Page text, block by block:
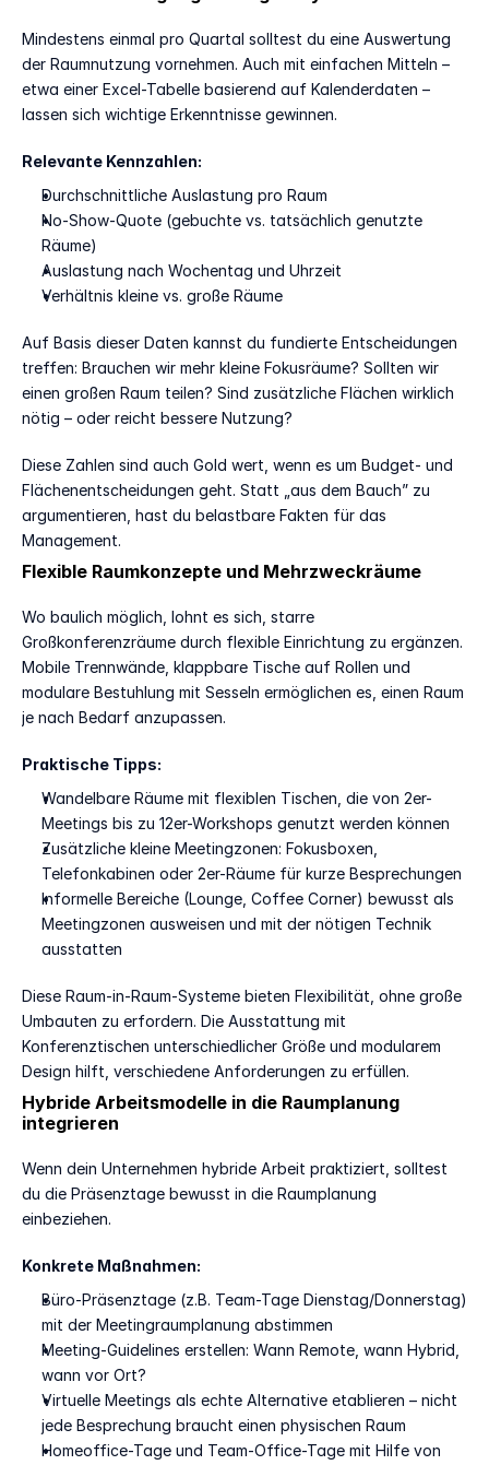
Mindestens einmal pro Quartal solltest du eine Auswertung
der Raumnutzung vornehmen. Auch mit einfachen Mitteln –
etwa einer Excel-Tabelle basierend auf Kalenderdaten –
lassen sich wichtige Erkenntnisse gewinnen.
Relevante Kennzahlen:
Durchschnittliche Auslastung pro Raum
No-Show-Quote (gebuchte vs. tatsächlich genutzte
Räume)
Auslastung nach Wochentag und Uhrzeit
Verhältnis kleine vs. große Räume
Auf Basis dieser Daten kannst du fundierte Entscheidungen
treffen: Brauchen wir mehr kleine Fokusräume? Sollten wir
einen großen Raum teilen? Sind zusätzliche Flächen wirklich
nötig – oder reicht bessere Nutzung?
Diese Zahlen sind auch Gold wert, wenn es um Budget- und
Flächenentscheidungen geht. Statt „aus dem Bauch” zu
argumentieren, hast du belastbare Fakten für das
Management.
Flexible Raumkonzepte und Mehrzweckräume
Wo baulich möglich, lohnt es sich, starre
Großkonferenzräume durch flexible Einrichtung zu ergänzen.
Mobile Trennwände, klappbare Tische auf Rollen und
modulare Bestuhlung mit Sesseln ermöglichen es, einen Raum
je nach Bedarf anzupassen.
Praktische Tipps:
Wandelbare Räume mit flexiblen Tischen, die von 2er-
Meetings bis zu 12er-Workshops genutzt werden können
Zusätzliche kleine Meetingzonen: Fokusboxen,
Telefonkabinen oder 2er-Räume für kurze Besprechungen
Informelle Bereiche (Lounge, Coffee Corner) bewusst als
Meetingzonen ausweisen und mit der nötigen Technik
ausstatten
Diese Raum-in-Raum-Systeme bieten Flexibilität, ohne große
Umbauten zu erfordern. Die Ausstattung mit
Konferenztischen unterschiedlicher Größe und modularem
Design hilft, verschiedene Anforderungen zu erfüllen.
Hybride Arbeitsmodelle in die Raumplanung
integrieren
Wenn dein Unternehmen hybride Arbeit praktiziert, solltest
du die Präsenztage bewusst in die Raumplanung
einbeziehen.
Konkrete Maßnahmen:
Büro-Präsenztage (z.B. Team-Tage Dienstag/Donnerstag)
mit der Meetingraumplanung abstimmen
Meeting-Guidelines erstellen: Wann Remote, wann Hybrid,
wann vor Ort?
Virtuelle Meetings als echte Alternative etablieren – nicht
jede Besprechung braucht einen physischen Raum
Homeoffice-Tage und Team-Office-Tage mit Hilfe von